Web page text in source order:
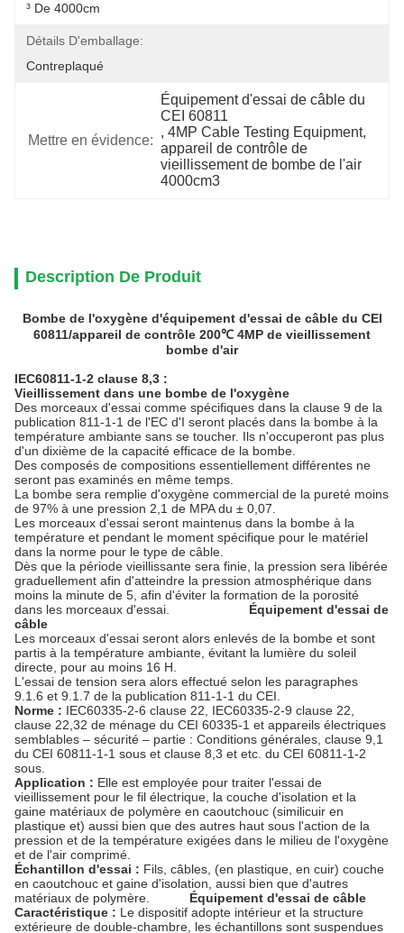
³ De 4000cm
Détails D'emballage:
Contreplaqué
Mettre en évidence:
Équipement d'essai de câble du
CEI 60811
, 4MP Cable Testing Equipment,
appareil de contrôle de
vieillissement de bombe de l'air
4000cm3
Description De Produit
Bombe de l'oxygène d'équipement d'essai de câble du CEI
60811/appareil de contrôle 200℃ 4MP de vieillissement
bombe d'air
IEC60811-1-2 clause 8,3 :
Vieillissement dans une bombe de l'oxygène
Des morceaux d'essai comme spécifiques dans la clause 9 de la
publication 811-1-1 de l'EC d'I seront placés dans la bombe à la
température ambiante sans se toucher. Ils n'occuperont pas plus
d'un dixième de la capacité efficace de la bombe.
Des composés de compositions essentiellement différentes ne
seront pas examinés en même temps.
La bombe sera remplie d'oxygène commercial de la pureté moins
de 97% à une pression 2,1 de MPA du ± 0,07.
Les morceaux d'essai seront maintenus dans la bombe à la
température et pendant le moment spécifique pour le matériel
dans la norme pour le type de câble.
Dès que la période vieillissante sera finie, la pression sera libérée
graduellement afin d'atteindre la pression atmosphérique dans
moins la minute de 5, afin d'éviter la formation de la porosité
dans les morceaux d'essai. Équipement d'essai de
câble
Les morceaux d'essai seront alors enlevés de la bombe et sont
partis à la température ambiante, évitant la lumière du soleil
directe, pour au moins 16 H.
L'essai de tension sera alors effectué selon les paragraphes
9.1.6 et 9.1.7 de la publication 811-1-1 du CEI.
Norme : IEC60335-2-6 clause 22, IEC60335-2-9 clause 22,
clause 22,32 de ménage du CEI 60335-1 et appareils électriques
semblables – sécurité – partie : Conditions générales, clause 9,1
du CEI 60811-1-1 sous et clause 8,3 et etc. du CEI 60811-1-2
sous.
Application : Elle est employée pour traiter l'essai de
vieillissement pour le fil électrique, la couche d'isolation et la
gaine matériaux de polymère en caoutchouc (similicuir en
plastique et) aussi bien que des autres haut sous l'action de la
pression et de la température exigées dans le milieu de l'oxygène
et de l'air comprimé.
Échantillon d'essai : Fils, câbles, (en plastique, en cuir) couche
en caoutchouc et gaine d'isolation, aussi bien que d'autres
matériaux de polymère. Équipement d'essai de câble
Caractéristique : Le dispositif adopte intérieur et la structure
extérieure de double-chambre, les échantillons sont suspendues